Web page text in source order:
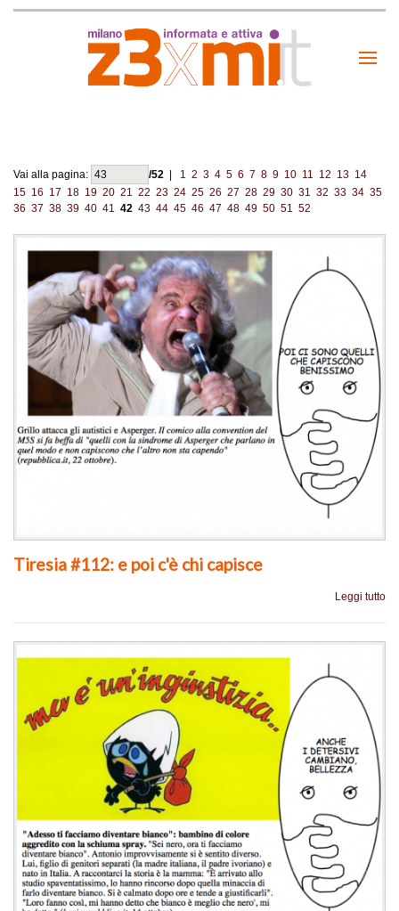
Vai alla pagina: /52 1 2 3 4 5 6 7 8 9 10 11 12 13 14
15 16 17 18 19 20 21 22 23 24 25 26 27 28 29 30 31 32 33 34 35
36 37 38 39 40 41 42 43 44 45 46 47 48 49 50 51 52
Tiresia #112: e poi c'è chi capisce
Leggi tutto